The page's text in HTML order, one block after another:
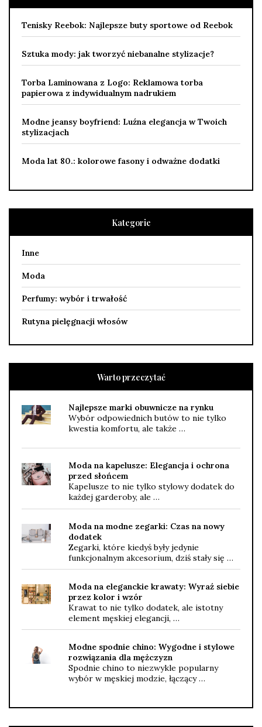
Tenisky Reebok: Najlepsze buty sportowe od Reebok
Sztuka mody: jak tworzyć niebanalne stylizacje?
Torba Laminowana z Logo: Reklamowa torba
papierowa z indywidualnym nadrukiem
Modne jeansy boyfriend: Luźna elegancja w Twoich
stylizacjach
Moda lat 80.: kolorowe fasony i odważne dodatki
Kategorie
Inne
Moda
Perfumy: wybór i trwałość
Rutyna pielęgnacji włosów
Warto przeczytać
Najlepsze marki obuwnicze na rynku
Wybór odpowiednich butów to nie tylko
kwestia komfortu, ale także …
Moda na kapelusze: Elegancja i ochrona
przed słońcem
Kapelusze to nie tylko stylowy dodatek do
każdej garderoby, ale …
Moda na modne zegarki: Czas na nowy
dodatek
Zegarki, które kiedyś były jedynie
funkcjonalnym akcesorium, dziś stały się …
Moda na eleganckie krawaty: Wyraź siebie
przez kolor i wzór
Krawat to nie tylko dodatek, ale istotny
element męskiej elegancji, …
Modne spodnie chino: Wygodne i stylowe
rozwiązania dla mężczyzn
Spodnie chino to niezwykle popularny
wybór w męskiej modzie, łączący …